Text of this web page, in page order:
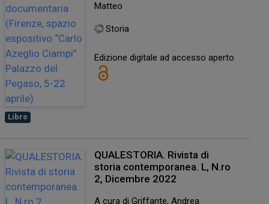
Libro
Matteo
Storia
Edizione digitale ad accesso aperto
QUALESTORIA. Rivista di
storia contemporanea. L, N.ro
2, Dicembre 2022
A cura di Griffante, Andrea